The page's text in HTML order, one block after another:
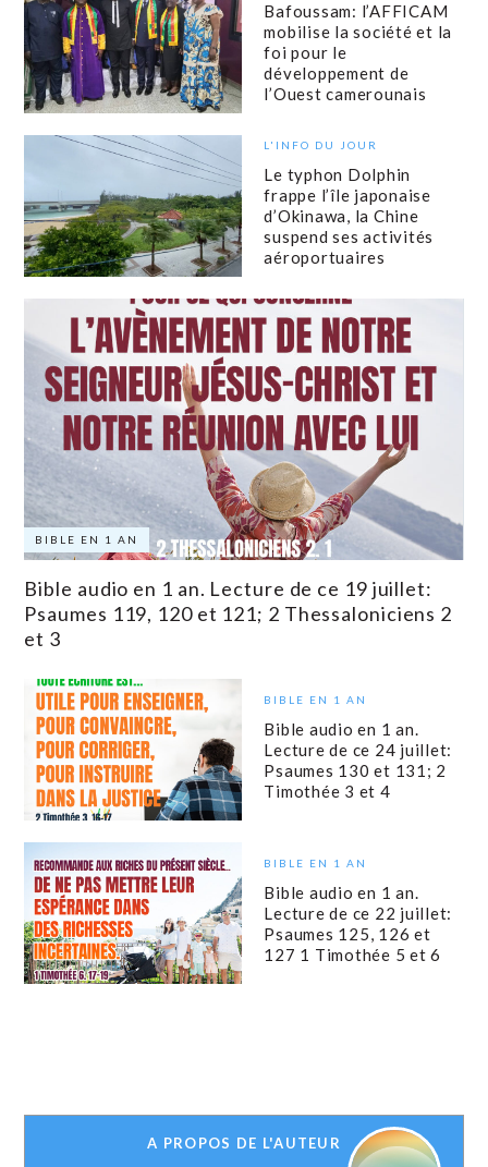
Bafoussam: l’AFFICAM
mobilise la société et la
foi pour le
développement de
l’Ouest camerounais
L'INFO DU JOUR
Le typhon Dolphin
frappe l’île japonaise
d’Okinawa, la Chine
suspend ses activités
aéroportuaires
BIBLE EN 1 AN
Bible audio en 1 an. Lecture de ce 19 juillet:
Psaumes 119, 120 et 121; 2 Thessaloniciens 2
et 3
BIBLE EN 1 AN
Bible audio en 1 an.
Lecture de ce 24 juillet:
Psaumes 130 et 131; 2
Timothée 3 et 4
BIBLE EN 1 AN
Bible audio en 1 an.
Lecture de ce 22 juillet:
Psaumes 125, 126 et
127 1 Timothée 5 et 6
A PROPOS DE L'AUTEUR